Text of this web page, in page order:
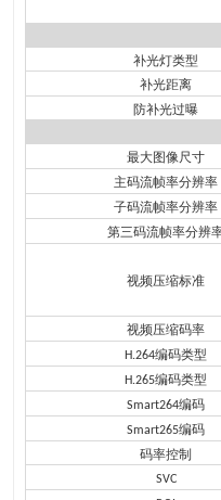
补光灯类型
补光距离
防补光过曝
最大图像尺寸
主码流帧率分辨率
子码流帧率分辨率
第三码流帧率分辨
视频压缩标准
视频压缩码率
H.264编码类型
H.265编码类型
Smart264编码
Smart265编码
码率控制
SVC